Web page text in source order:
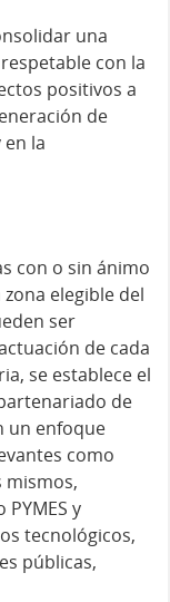
una
con la
positivos a
de
la
con o sin ánimo
elegible del
ser
de cada
se establece el
de
un enfoque
como
mismos,
y
tecnológicos,
públicas,